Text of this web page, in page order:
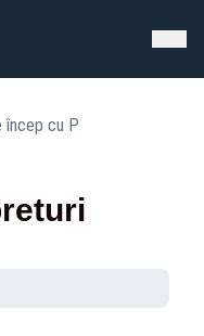
încep cu P